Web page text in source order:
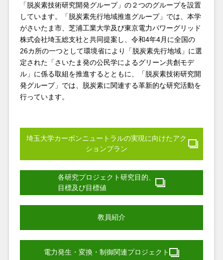
「脱炭素技術研究開発グループ」の２つのグループを設置
しています。「脱炭素先行地域推進グループ」では、本学
がさいたま市、芝浦工業大学及び東京電力パワーグリッド
株式会社埼玉総支社と共同提案し、令和4年4月に全国の
26カ所の一つとして環境省により「脱炭素先行地域」に選
定された「さいたま発の公民学によるグリーン共創モデ
ル」に係る取組を推進するとともに、「脱炭素技術研究開
発グループ」では、脱炭素に関連する革新的な研究活動を
行っています。
埼玉大学カーボンニュートラルの実現に向けたアク
ションプラン
各研究プロジェクト研究目的、
目標及び目標値
教員紹介
電力発生・変換・制御関連プロジェクト